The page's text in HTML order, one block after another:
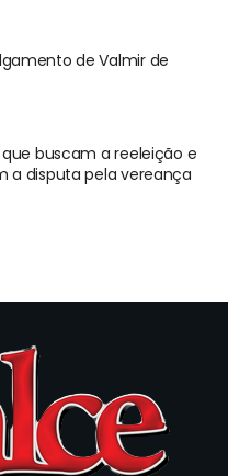
de Valmir de
buscam a reeleição e
a disputa pela vereança